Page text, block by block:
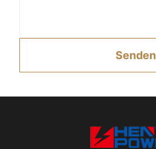
Senden